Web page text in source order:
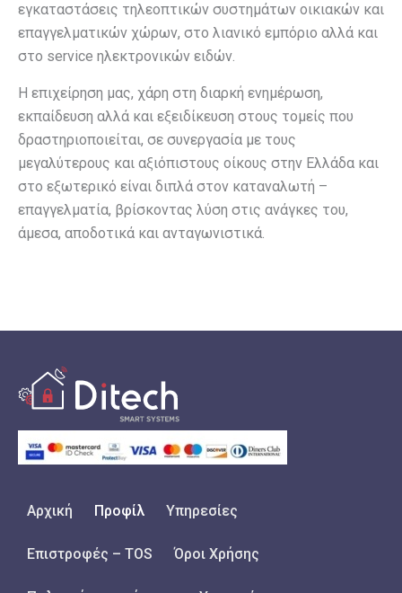
εγκαταστάσεις τηλεοπτικών συστημάτων οικιακών και
επαγγελματικών χώρων, στο λιανικό εμπόριο αλλά και
στο service ηλεκτρονικών ειδών.
Η επιχείρηση μας, χάρη στη διαρκή ενημέρωση,
εκπαίδευση αλλά και εξειδίκευση στους τομείς που
δραστηριοποιείται, σε συνεργασία με τους
μεγαλύτερους και αξιόπιστους οίκους στην Ελλάδα και
στο εξωτερικό είναι διπλά στον καταναλωτή –
επαγγελματία, βρίσκοντας λύση στις ανάγκες του,
άμεσα, αποδοτικά και ανταγωνιστικά.
Αρχική Προφίλ Υπηρεσίες
Επιστροφές – TOS Όροι Χρήσης